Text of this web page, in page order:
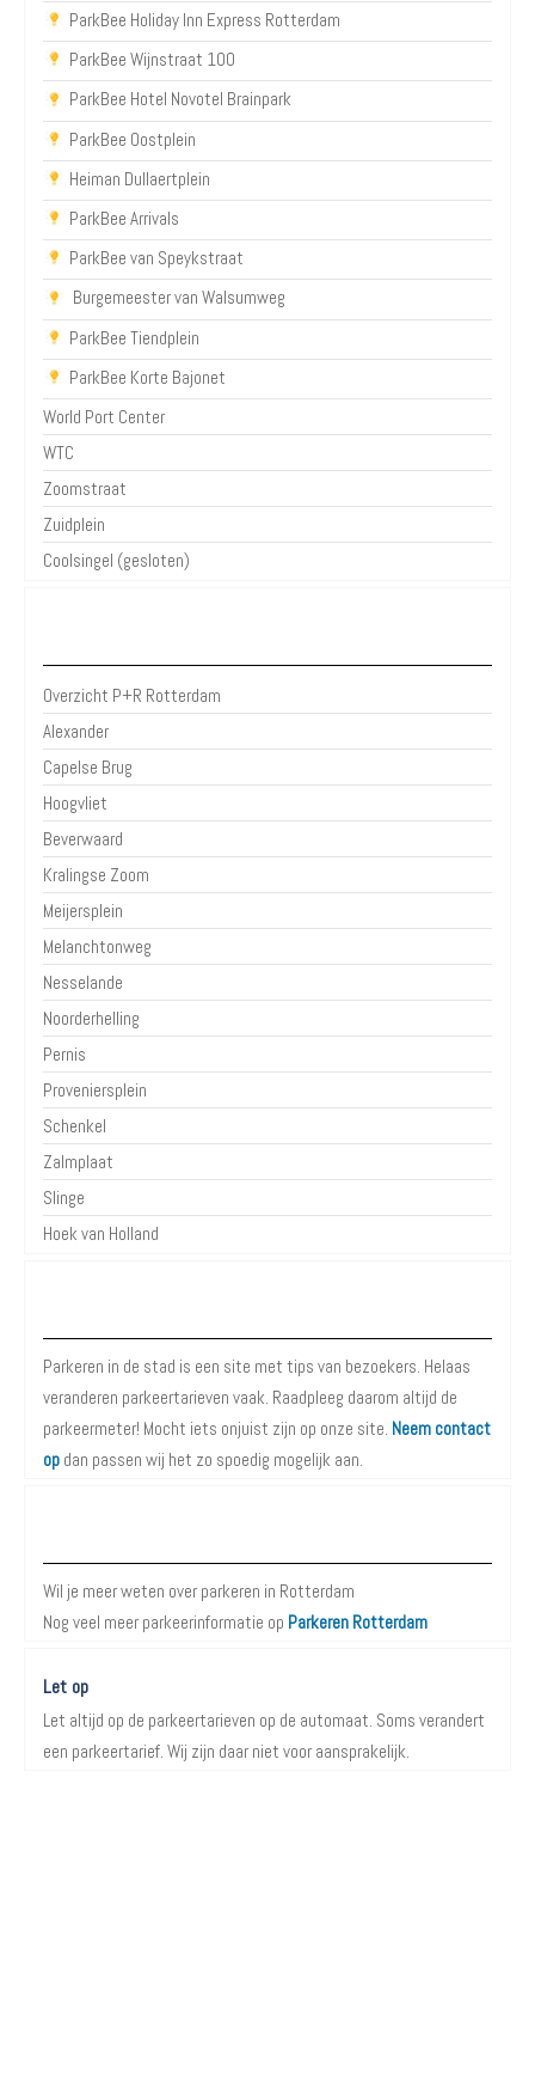
ParkBee Holiday Inn Express Rotterdam
ParkBee Wijnstraat 100
ParkBee Hotel Novotel Brainpark
ParkBee Oostplein
Heiman Dullaertplein
ParkBee Arrivals
ParkBee van Speykstraat
Burgemeester van Walsumweg
ParkBee Tiendplein
ParkBee Korte Bajonet
World Port Center
WTC
Zoomstraat
Zuidplein
Coolsingel (gesloten)
Overzicht P+R Rotterdam
Alexander
Capelse Brug
Hoogvliet
Beverwaard
Kralingse Zoom
Meijersplein
Melanchtonweg
Nesselande
Noorderhelling
Pernis
Proveniersplein
Schenkel
Zalmplaat
Slinge
Hoek van Holland
Parkeren in de stad is een site met tips van bezoekers. Helaas
veranderen parkeertarieven vaak. Raadpleeg daarom altijd de
parkeermeter! Mocht iets onjuist zijn op onze site. Neem contact
op dan passen wij het zo spoedig mogelijk aan.
Wil je meer weten over parkeren in Rotterdam
Nog veel meer parkeerinformatie op Parkeren Rotterdam
Let op
Let altijd op de parkeertarieven op de automaat. Soms verandert
een parkeertarief. Wij zijn daar niet voor aansprakelijk.